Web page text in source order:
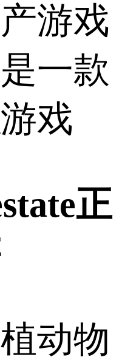
游戏
一款
戏
正
动物